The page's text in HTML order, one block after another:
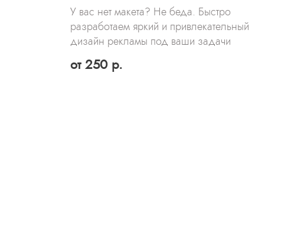
У вас нет макета? Не беда. Быстро
разработаем яркий и привлекательный
дизайн рекламы под ваши задачи
от 250 р.